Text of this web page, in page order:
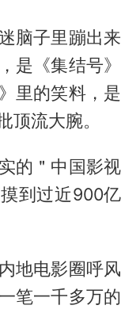
脑子里蹦出来
是《集结号》
里的笑料，是
顶流大腕。
的＂中国影视
到过近900亿
地电影圈呼风
笔一千多万的